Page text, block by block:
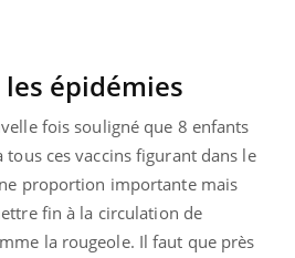
épidémies
fois souligné que 8 enfants
ces vaccins figurant dans le
proportion importante mais
fin à la circulation de
la rougeole. Il faut que près